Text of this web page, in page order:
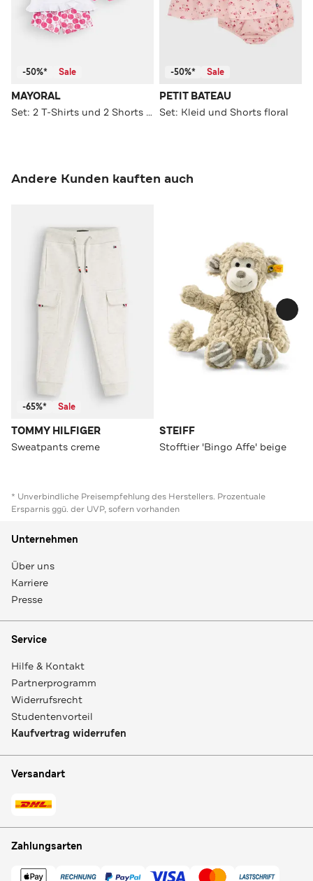
-50%* Sale
MAYORAL
Set: 2 T-Shirts und 2 Shorts mehrfarbig
-50%* Sale
PETIT BATEAU
Set: Kleid und Shorts floral
Andere Kunden kauften auch
-65%* Sale
TOMMY HILFIGER
Sweatpants creme
STEIFF
Stofftier 'Bingo Affe' beige
* Unverbindliche Preisempfehlung des Herstellers. Prozentuale
Ersparnis ggü. der UVP, sofern vorhanden
Unternehmen
Über uns
Karriere
Presse
Service
Hilfe & Kontakt
Partnerprogramm
Widerrufsrecht
Studentenvorteil
Kaufvertrag widerrufen
Versandart
Zahlungsarten